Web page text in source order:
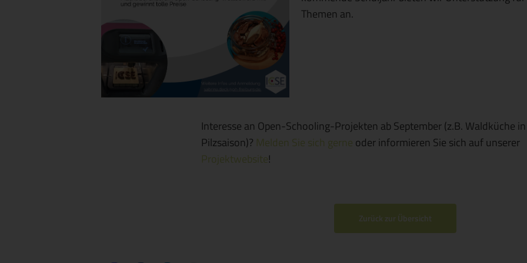
Themen an.
Interesse an Open-Schooling-Projekten ab September (z.B. Waldküche
Pilzsaison)? Melden Sie sich gerne oder informieren Sie sich auf unserer
Projektwebsite!
Zurück zur Übersicht